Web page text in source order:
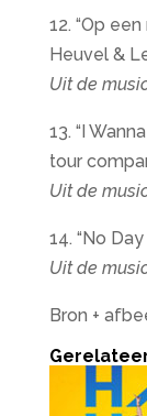
12. “Op
Heuvel &
Uit de
13. “I
tour
Uit de
14. “No
Uit de
Bron +